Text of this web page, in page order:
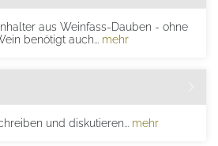
aus Weinfass-Dauben - ohne
benötigt auch... mehr
und diskutieren... mehr